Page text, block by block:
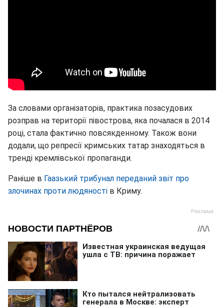
За словами організаторів, практика позасудових
розправ на території півострова, яка почалася в 2014
році, стала фактично повсякденному. Також вони
додали, що репресії кримських татар знаходяться в
тренді кремлівської пропаганди.
Раніше в Гаазький трибунал переданий звіт про
злочинах проти людяності в Криму.